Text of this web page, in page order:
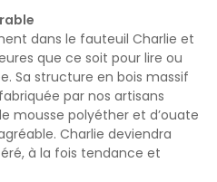
dans le fauteuil Charlie et
que ce soit pour lire ou
Sa structure en bois massif
par nos artisans
mousse polyéther et d’ouate
Charlie deviendra
à la fois tendance et